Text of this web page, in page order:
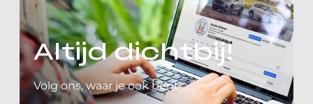
Altijd dichtbij!
Volg ons, waar je ook bent